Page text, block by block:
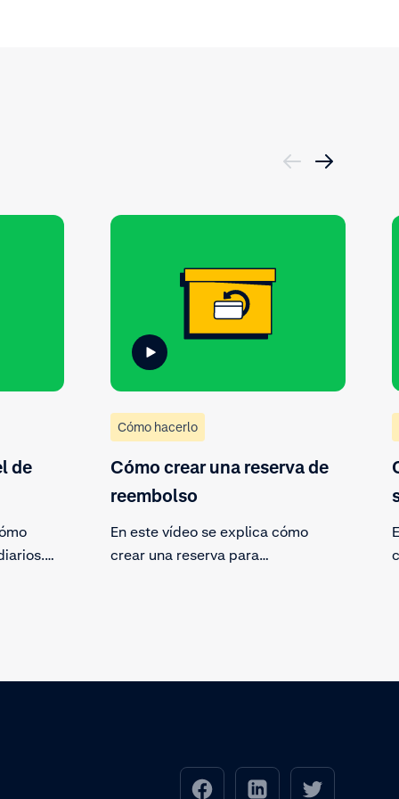
de
Cómo hacerlo
Cómo crear una reserva de
reembolso
En este vídeo se explica cómo
crear una reserva para